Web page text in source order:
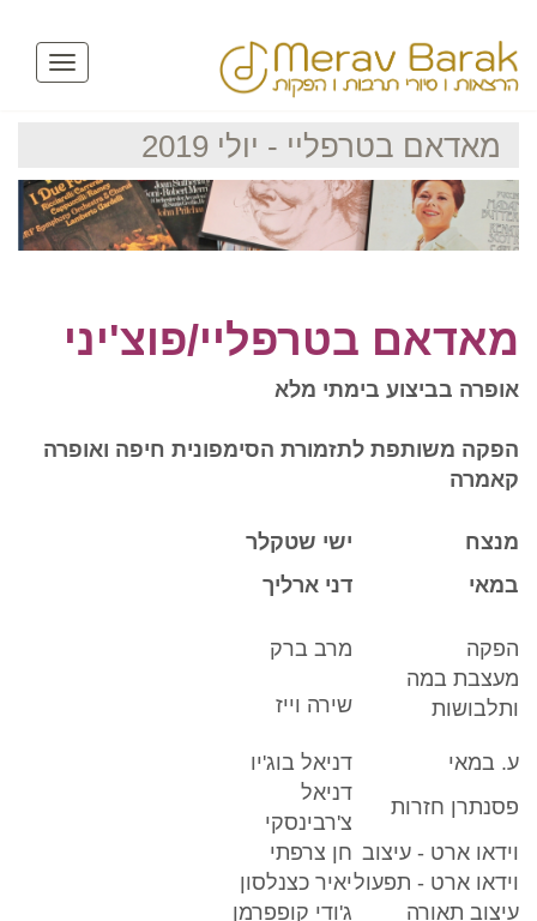
Toggle
מאדאם בטרפליי - יולי 2019
מאדאם בטרפליי/פוצ'יני
אופרה בביצוע בימתי מלא
הפקה משותפת לתזמורת הסימפונית חיפה ואופרה
קאמרה
מנצח
ישי שטקלר
במאי
דני ארליך
הפקה
מרב ברק
מעצבת במה
ותלבושות
שירה וייז
ע. במאי
דניאל בוג'יו
פסנתרן חזרות
דניאל
צ'רבינסקי
וידאו ארט - עיצוב חן צרפתי
וידאו ארט - תפעוליאיר כצנלסון
עיצוב תאורה
ג'ודי קופפרמן